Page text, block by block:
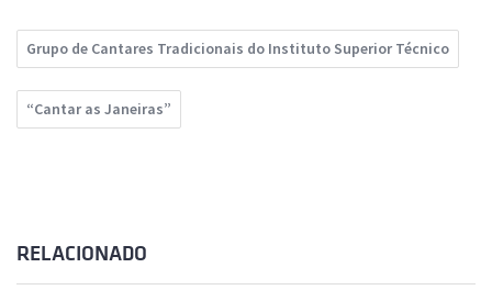
Grupo de Cantares Tradicionais do Instituto Superior Técnico
“Cantar as Janeiras”
RELACIONADO